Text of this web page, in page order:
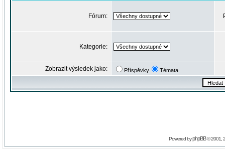
Fórum:
Kategorie:
Zobrazit výsledek jako: Příspěvky Témata
Powered byphpBB© 2001,